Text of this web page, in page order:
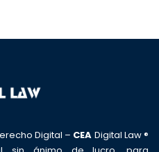
Digital – CEA Digital Law ®